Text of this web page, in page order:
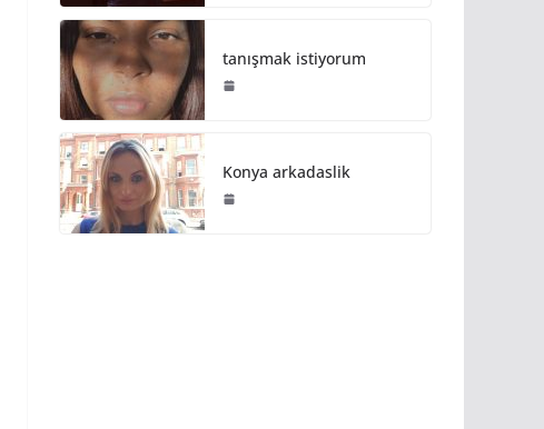
tanışmak istiyorum
Konya arkadaslik